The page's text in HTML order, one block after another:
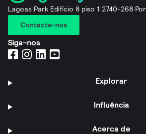
Lagoas Park Edifício 8 piso 1 2740-268
Contacte-nos
Siga-nos
Explorar
Influência
Acerca de